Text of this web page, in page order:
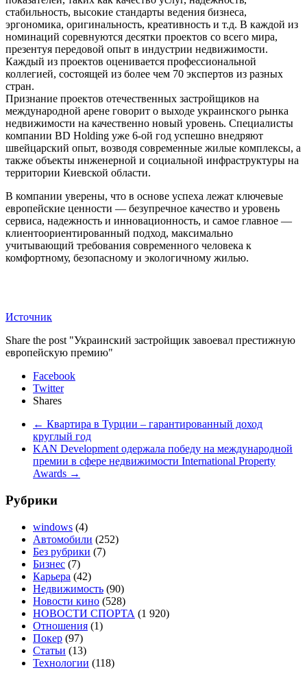
стабильность, высокие стандарты ведения бизнеса,
эргономика, оригинальность, креативность и т.д. В каждой из
номинаций соревнуются десятки проектов со всего мира,
презентуя передовой опыт в индустрии недвижимости.
Каждый из проектов оценивается профессиональной
коллегией, состоящей из более чем 70 экспертов из разных
стран.
Признание проектов отечественных застройщиков на
международной арене говорит о выходе украинского рынка
недвижимости на качественно новый уровень. Специалисты
компании BD Holding уже 6-ой год успешно внедряют
швейцарский опыт, возводя современные жилые комплексы, а
также объекты инженерной и социальной инфраструктуры на
территории Киевской области.
В компании уверены, что в основе успеха лежат ключевые
европейские ценности — безупречное качество и уровень
сервиса, надежность и инновационность, и самое главное —
клиентоориентированный подход, максимально
учитывающий требования современного человека к
комфортному, безопасному и экологичному жилью.
Источник
Share the post "Украинский застройщик завоевал престижную
европейскую премию"
Facebook
Twitter
Shares
← Квартира в Турции – гарантированный доход
круглый год
KAN Development одержала победу на международной
премии в сфере недвижимости International Property
Awards →
Рубрики
windows (4)
Автомобили (252)
Без рубрики (7)
Бизнес (7)
Карьера (42)
Недвижимость (90)
Новости кино (528)
НОВОСТИ СПОРТА (1 920)
Отношения (1)
Покер (97)
Статьи (13)
Технологии (118)